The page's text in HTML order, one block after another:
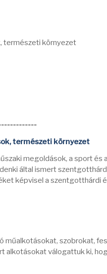
természeti környezet
természeti környezet
megoldások, a sport
által ismert
képvisel a szentgotthárdi
műalkotásokat, szobrokat,
alkotásokat válogattuk ki,